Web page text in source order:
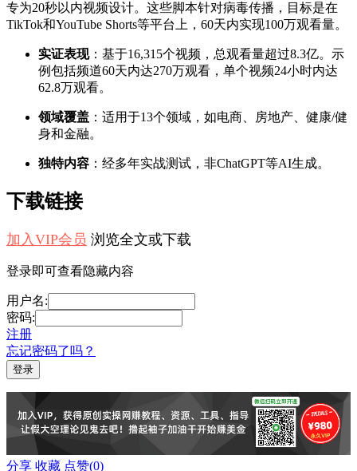
专为20秒以内视频设计。这些脚本针对病毒传播，目标是在
TikTok和YouTube Shorts等平台上，60天内实现100万观看量。
实证表现：基于16,315个视频，总观看量超过8.3亿。示
例包括频道60天内达270万观看，单个视频24小时内达
62.8万观看。
领域覆盖 ：适用于13个领域，如电商、房地产、健康/健
身和金融。
独特内容 ：经多年实战测试，非ChatGPT等AI生成。
下载链接
加入VIP会员 浏览全文或下载
登录即可查看隐藏内容
用户名:
密码:
注册
忘记密码了吗？
分享 收藏 点赞(0)